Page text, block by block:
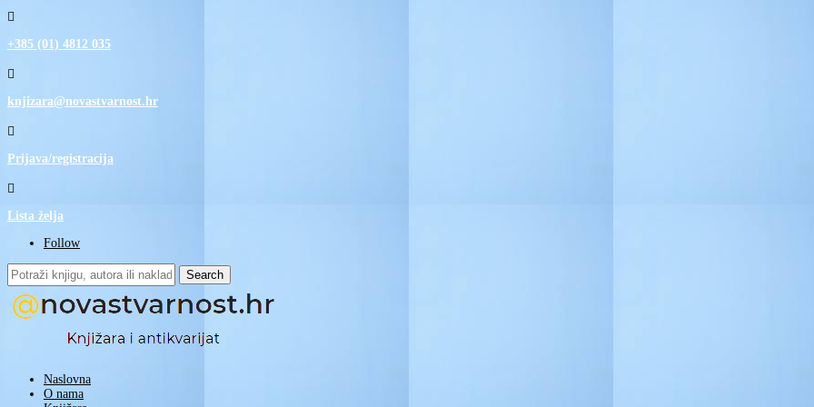

+385 (01) 4812 035

knjizara@novastvarnost.hr

Prijava/registracija

Lista želja
Follow
Search
for:
Naslovna
O nama